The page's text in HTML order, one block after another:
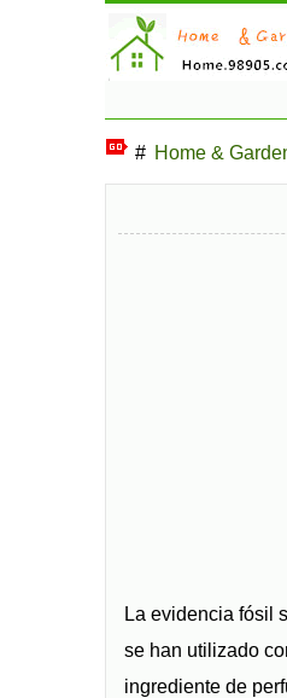
# Home &
La evidencia fósil
se han utilizado
ingrediente de